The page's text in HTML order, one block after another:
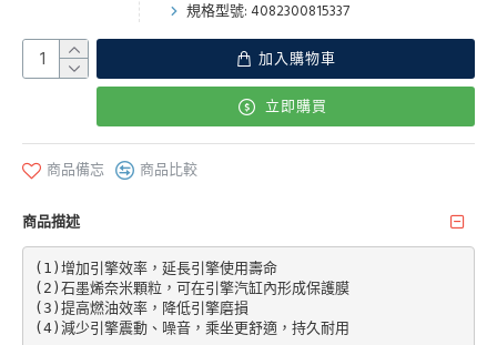
規格型號: 4082300815337
加入購物車
立即購買
商品備忘 商品比較
商品描述
(1)增加引擎效率，延長引擎使用壽命
(2)石墨烯奈米顆粒，可在引擎汽缸內形成保護膜
(3)提高燃油效率，降低引擎磨損
(4)減少引擎震動、噪音，乘坐更舒適，持久耐用